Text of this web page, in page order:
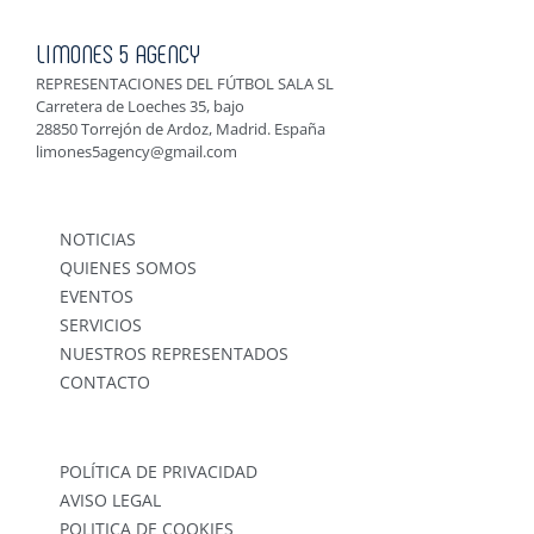
LIMONES 5 AGENCY
REPRESENTACIONES DEL FÚTBOL SALA SL
Carretera de Loeches 35, bajo
28850 Torrejón de Ardoz, Madrid. España
limones5agency@gmail.com
NOTICIAS
QUIENES SOMOS
EVENTOS
SERVICIOS
NUESTROS REPRESENTADOS
CONTACTO
POLÍTICA DE PRIVACIDAD
AVISO LEGAL
POLITICA DE COOKIES